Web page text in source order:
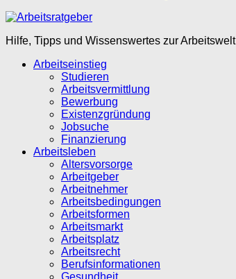
Hilfe, Tipps und Wissenswertes zur Arbeitswelt
Arbeitseinstieg
Studieren
Arbeitsvermittlung
Bewerbung
Existenzgründung
Jobsuche
Finanzierung
Arbeitsleben
Altersvorsorge
Arbeitgeber
Arbeitnehmer
Arbeitsbedingungen
Arbeitsformen
Arbeitsmarkt
Arbeitsplatz
Arbeitsrecht
Berufsinformationen
Gesundheit